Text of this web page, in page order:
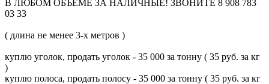
В ЛЮБОМ ОБЪЕМЕ ЗА НАЛИЧНЫЕ! ЗВОНИТЕ 8 908 783
03 33
( длина не менее 3-х метров )
куплю уголок, продать уголок - 35 000 за тонну ( 35 руб. за кг
)
куплю полоса, продать полосу - 35 000 за тонну ( 35 руб. за кг